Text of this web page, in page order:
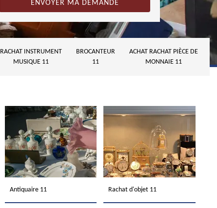
RACHAT INSTRUMENT
MUSIQUE 11
BROCANTEUR
11
ACHAT RACHAT PIÈCE DE
MONNAIE 11
Antiquaire 11 Rachat d'objet 11